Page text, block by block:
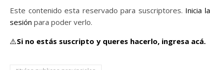
Este contenido esta reservado para suscriptores. Inicia la
sesión para poder verlo.
⚠️Si no estás suscripto y queres hacerlo, ingresa acá.